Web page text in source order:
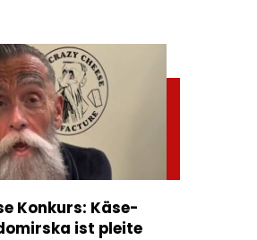
Konkurs: Käse-
ist pleite